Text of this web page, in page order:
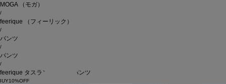
MOGA （モガ）
/
feerique （フィーリック）
/
パンツ
/
パンツ
/
feerique タスランナイロンパンツ